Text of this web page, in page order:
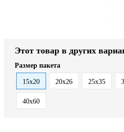
Этот товар в других
Размер пакета
15x20 20x26 25x35
40x60